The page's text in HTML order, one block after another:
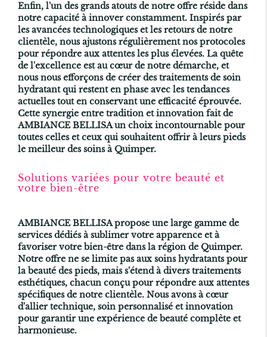
Enfin, l'un des grands atouts de notre offre réside dans
notre capacité à innover constamment. Inspirés par
les avancées technologiques et les retours de notre
clientèle, nous ajustons régulièrement nos protocoles
pour répondre aux attentes les plus élevées. La quête
de l'excellence est au cœur de notre démarche, et
nous nous efforçons de créer des traitements de soin
hydratant qui restent en phase avec les tendances
actuelles tout en conservant une efficacité éprouvée.
Cette synergie entre tradition et innovation fait de
AMBIANCE BELLISA un choix incontournable pour
toutes celles et ceux qui souhaitent offrir à leurs pieds
le meilleur des soins à Quimper.
Solutions variées pour votre beauté et
votre bien-être
AMBIANCE BELLISA propose une large gamme de
services dédiés à sublimer votre apparence et à
favoriser votre bien-être dans la région de Quimper.
Notre offre ne se limite pas aux soins hydratants pour
la beauté des pieds, mais s'étend à divers traitements
esthétiques, chacun conçu pour répondre aux attentes
spécifiques de notre clientèle. Nous avons à cœur
d'allier technique, soin personnalisé et innovation
pour garantir une expérience de beauté complète et
harmonieuse.